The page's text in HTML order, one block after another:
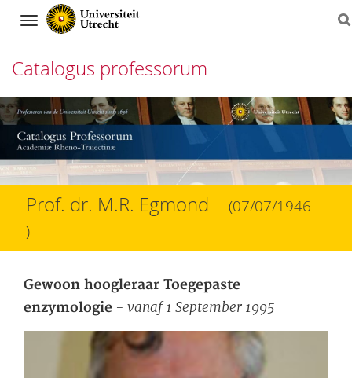
Navigation
Catalogus professorum
Direct
naar
het
inhoud
Prof. dr. M.R. Egmond
(07/07/1946 -
)
Gewoon hoogleraar Toegepaste
enzymologie - vanaf 1 September 1995